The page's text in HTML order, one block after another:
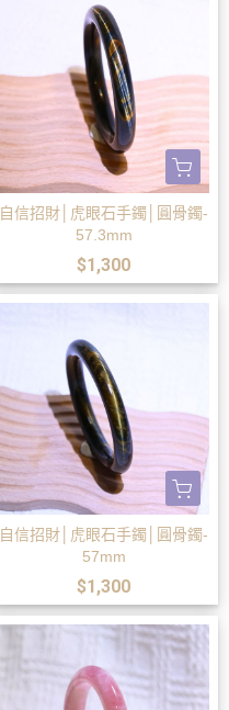
自信招財│虎眼石手鐲│圓骨鐲-
57.3mm
$1,300
自信招財│虎眼石手鐲│圓骨鐲-
57mm
$1,300